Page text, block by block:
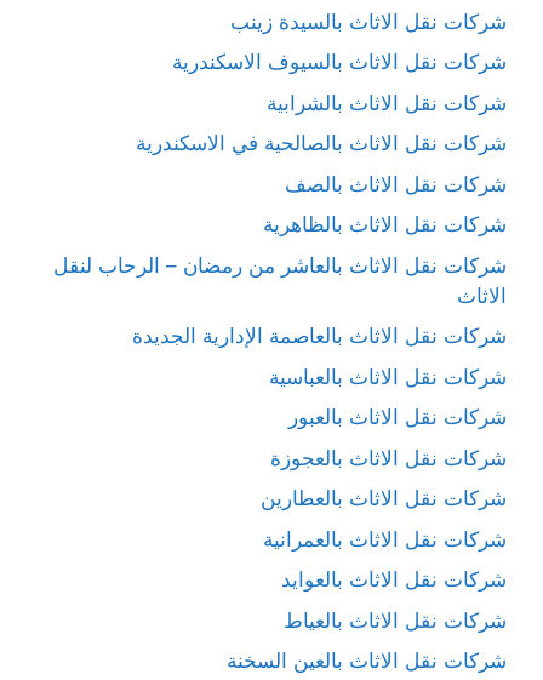
شركات نقل الاثاث بالسيدة زينب
شركات نقل الاثاث بالسيوف الاسكندرية
شركات نقل الاثاث بالشرابية
شركات نقل الاثاث بالصالحية في الاسكندرية
شركات نقل الاثاث بالصف
شركات نقل الاثاث بالظاهرية
شركات نقل الاثاث بالعاشر من رمضان – الرحاب لنقل
الاثاث
شركات نقل الاثاث بالعاصمة الإدارية الجديدة
شركات نقل الاثاث بالعباسية
شركات نقل الاثاث بالعبور
شركات نقل الاثاث بالعجوزة
شركات نقل الاثاث بالعطارين
شركات نقل الاثاث بالعمرانية
شركات نقل الاثاث بالعوايد
شركات نقل الاثاث بالعياط
شركات نقل الاثاث بالعين السخنة